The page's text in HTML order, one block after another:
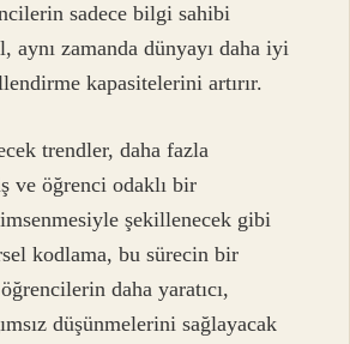
sadece bilgi sahibi
aynı zamanda dünyayı daha iyi
kapasitelerini artırır.
trendler, daha fazla
ve öğrenci odaklı bir
şekillenecek gibi
kodlama, bu sürecin bir
daha yaratıcı,
düşünmelerini sağlayacak